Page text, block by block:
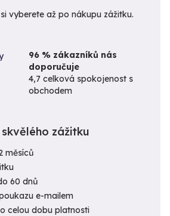
vyberete až po nákupu zážitku.
96 % zákazníků nás
doporučuje
4,7 celková spokojenost s
obchodem
zážitku
měsíců
60 dnů
e-mailem
celou dobu platnosti